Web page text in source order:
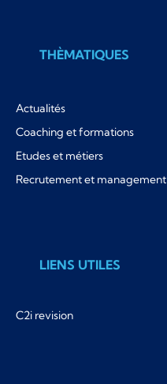
THÈMATIQUES
Actualités
Coaching et formations
Etudes et métiers
Recrutement et management
LIENS UTILES
C2i revision